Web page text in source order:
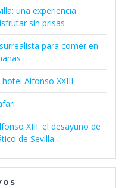
una experiencia
sin prisas
para comer en
Alfonso XXIII
XIII: el desayuno de
de Sevilla